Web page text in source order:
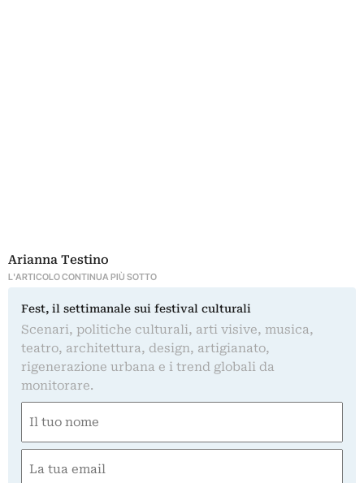
Arianna Testino
L'ARTICOLO CONTINUA PIÙ SOTTO
Fest, il settimanale sui festival culturali
Scenari, politiche culturali, arti visive, musica,
teatro, architettura, design, artigianato,
rigenerazione urbana e i trend globali da
monitorare.
(Required)
First
(Required)